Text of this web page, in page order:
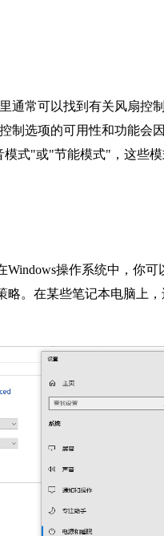
通常可以找到有关风扇控
制选项的可用性和功能会
式"或"节能模式"，这些
操作系统中，你
。在某些笔记本电脑上